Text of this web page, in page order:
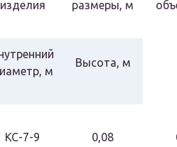
изделия
размеры, м
м
Высота, м
КС-7-9 0,08